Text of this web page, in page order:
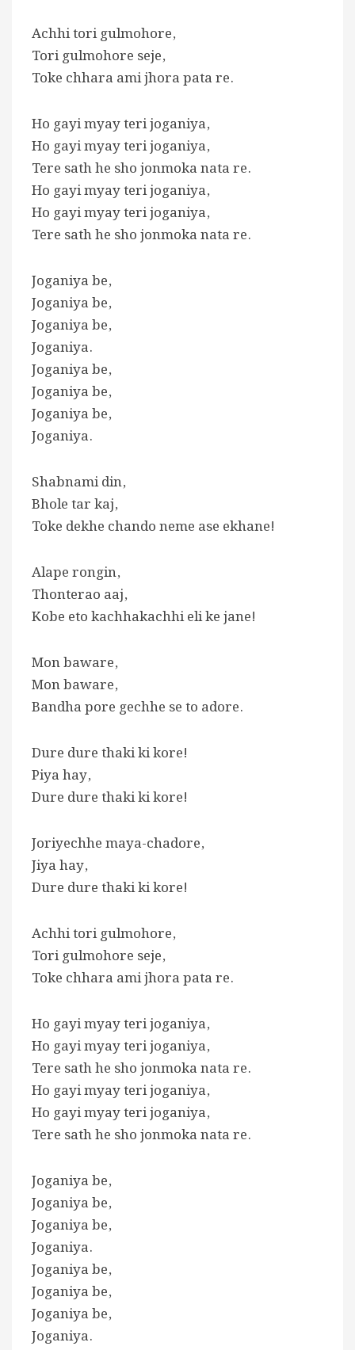
Achhi tori gulmohore,
Tori gulmohore seje,
Toke chhara ami jhora pata re.
Ho gayi myay teri joganiya,
Ho gayi myay teri joganiya,
Tere sath he sho jonmoka nata re.
Ho gayi myay teri joganiya,
Ho gayi myay teri joganiya,
Tere sath he sho jonmoka nata re.
Joganiya be,
Joganiya be,
Joganiya be,
Joganiya.
Joganiya be,
Joganiya be,
Joganiya be,
Joganiya.
Shabnami din,
Bhole tar kaj,
Toke dekhe chando neme ase ekhane!
Alape rongin,
Thonterao aaj,
Kobe eto kachhakachhi eli ke jane!
Mon baware,
Mon baware,
Bandha pore gechhe se to adore.
Dure dure thaki ki kore!
Piya hay,
Dure dure thaki ki kore!
Joriyechhe maya-chadore,
Jiya hay,
Dure dure thaki ki kore!
Achhi tori gulmohore,
Tori gulmohore seje,
Toke chhara ami jhora pata re.
Ho gayi myay teri joganiya,
Ho gayi myay teri joganiya,
Tere sath he sho jonmoka nata re.
Ho gayi myay teri joganiya,
Ho gayi myay teri joganiya,
Tere sath he sho jonmoka nata re.
Joganiya be,
Joganiya be,
Joganiya be,
Joganiya.
Joganiya be,
Joganiya be,
Joganiya be,
Joganiya.